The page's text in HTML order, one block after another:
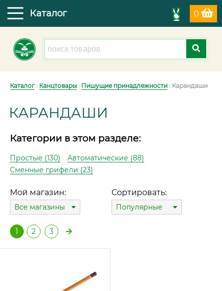
0
Каталог
Каталог: Канцтовары : Пишущие принадлежности : Карандаши
КАРАНДАШИ
Категории в этом разделе:
Простые (130)
Автоматические (88)
Сменные грифели (23)
Мой магазин:
Все магазины
Сортировать:
Популярные
1 2 3